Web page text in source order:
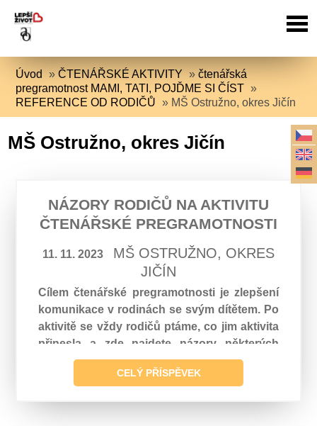
Úvod »ČTENÁŘSKÉ AKTIVITY »čtenářská
pregramotnost MAMI, TATI, POJĎME SI ČÍST »
REFERENCE OD RODIČŮ » MŠ Ostružno, okres Jičín
MŠ Ostružno, okres Jičín
NÁZORY RODIČŮ NA AKTIVITU
ČTENÁŘSKÉ PREGRAMOTNOSTI
11. 11. 2023
MŠ OSTRUŽNO, OKRES
JIČÍN
Cílem čtenářské pregramotnosti je zlepšení
komunikace v rodinách se svým dítětem. Po
aktivitě se vždy rodičů ptáme, co jim aktivita
přinesla a zde najdete názory některých
rodičů z příslušné MŠ.
CELÝ PŘÍSPĚVEK